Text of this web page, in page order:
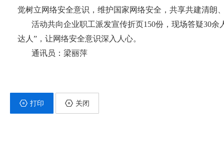
觉树立网络安全意识，维护国家网络安全，共享共建清朗
活动共向企业职工派发宣传折页150份，现场答疑30
达人”，让网络安全意识深入人心。
通讯员：梁丽萍
打印 关闭